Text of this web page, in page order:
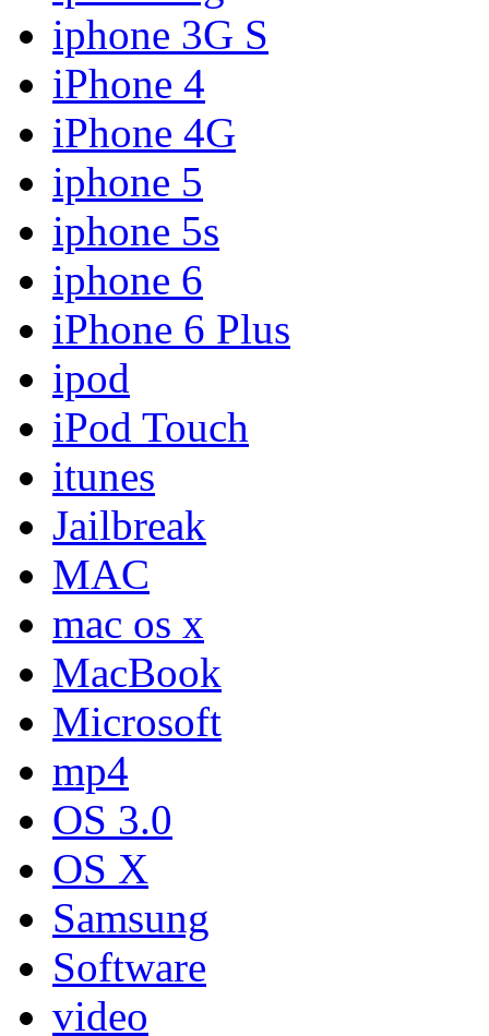
iphone 3G S
iPhone 4
iPhone 4G
iphone 5
iphone 5s
iphone 6
iPhone 6 Plus
ipod
iPod Touch
itunes
Jailbreak
MAC
mac os x
MacBook
Microsoft
mp4
OS 3.0
OS X
Samsung
Software
video